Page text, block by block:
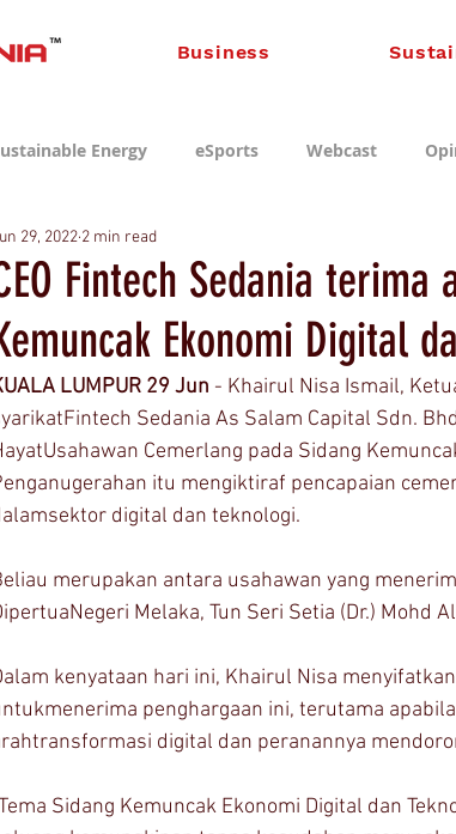
Business
Energy eSports Webcast
Consumer Tech
Fintech Sedania terima
Ekonomi Digital
29, 2022 2 min read
LUMPUR 29 Jun - Khairul Nisa Ismail,
Sedania As Salam Capital Sdn.
Cemerlang pada Sidang
itu mengiktiraf pencapaian
digital dan teknologi.
merupakan antara usahawan yang
Melaka, Tun Seri Setia (Dr.) Mohd
kenyataan hari ini, Khairul Nisa
penghargaan ini, terutama
digital dan peranannya
Sidang Kemuncak Ekonomi Digital dan